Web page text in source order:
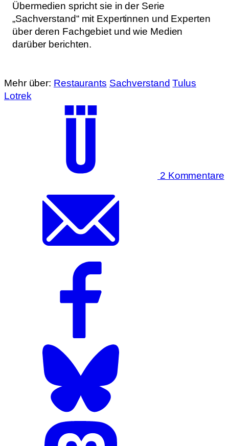
Übermedien spricht sie in der Serie
„Sachverstand“ mit Expertinnen und Experten
über deren Fachgebiet und wie Medien
darüber berichten.
Mehr über: Restaurants Sachverstand Tulus
Lotrek
2 Kommentare